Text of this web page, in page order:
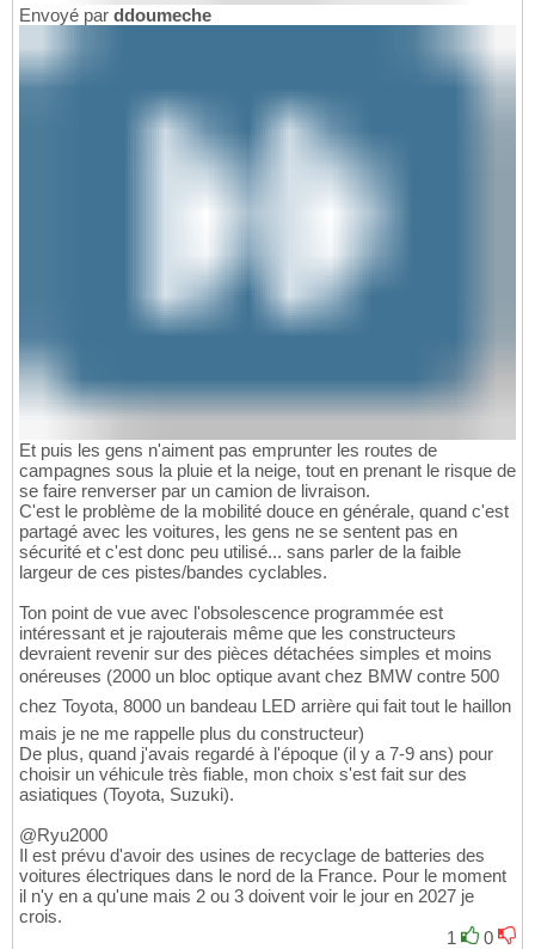
Envoyé par ddoumeche
Et puis les gens n'aiment pas emprunter les routes de
campagnes sous la pluie et la neige, tout en prenant le risque de
se faire renverser par un camion de livraison.
C'est le problème de la mobilité douce en générale, quand c'est
partagé avec les voitures, les gens ne se sentent pas en
sécurité et c'est donc peu utilisé... sans parler de la faible
largeur de ces pistes/bandes cyclables.
Ton point de vue avec l'obsolescence programmée est
intéressant et je rajouterais même que les constructeurs
devraient revenir sur des pièces détachées simples et moins
onéreuses (2000 un bloc optique avant chez BMW contre 500
chez Toyota, 8000 un bandeau LED arrière qui fait tout le haillon
mais je ne me rappelle plus du constructeur)
De plus, quand j'avais regardé à l'époque (il y a 7-9 ans) pour
choisir un véhicule très fiable, mon choix s'est fait sur des
asiatiques (Toyota, Suzuki).
@Ryu2000
Il est prévu d'avoir des usines de recyclage de batteries des
voitures électriques dans le nord de la France. Pour le moment
il n'y en a qu'une mais 2 ou 3 doivent voir le jour en 2027 je
crois.
1
0